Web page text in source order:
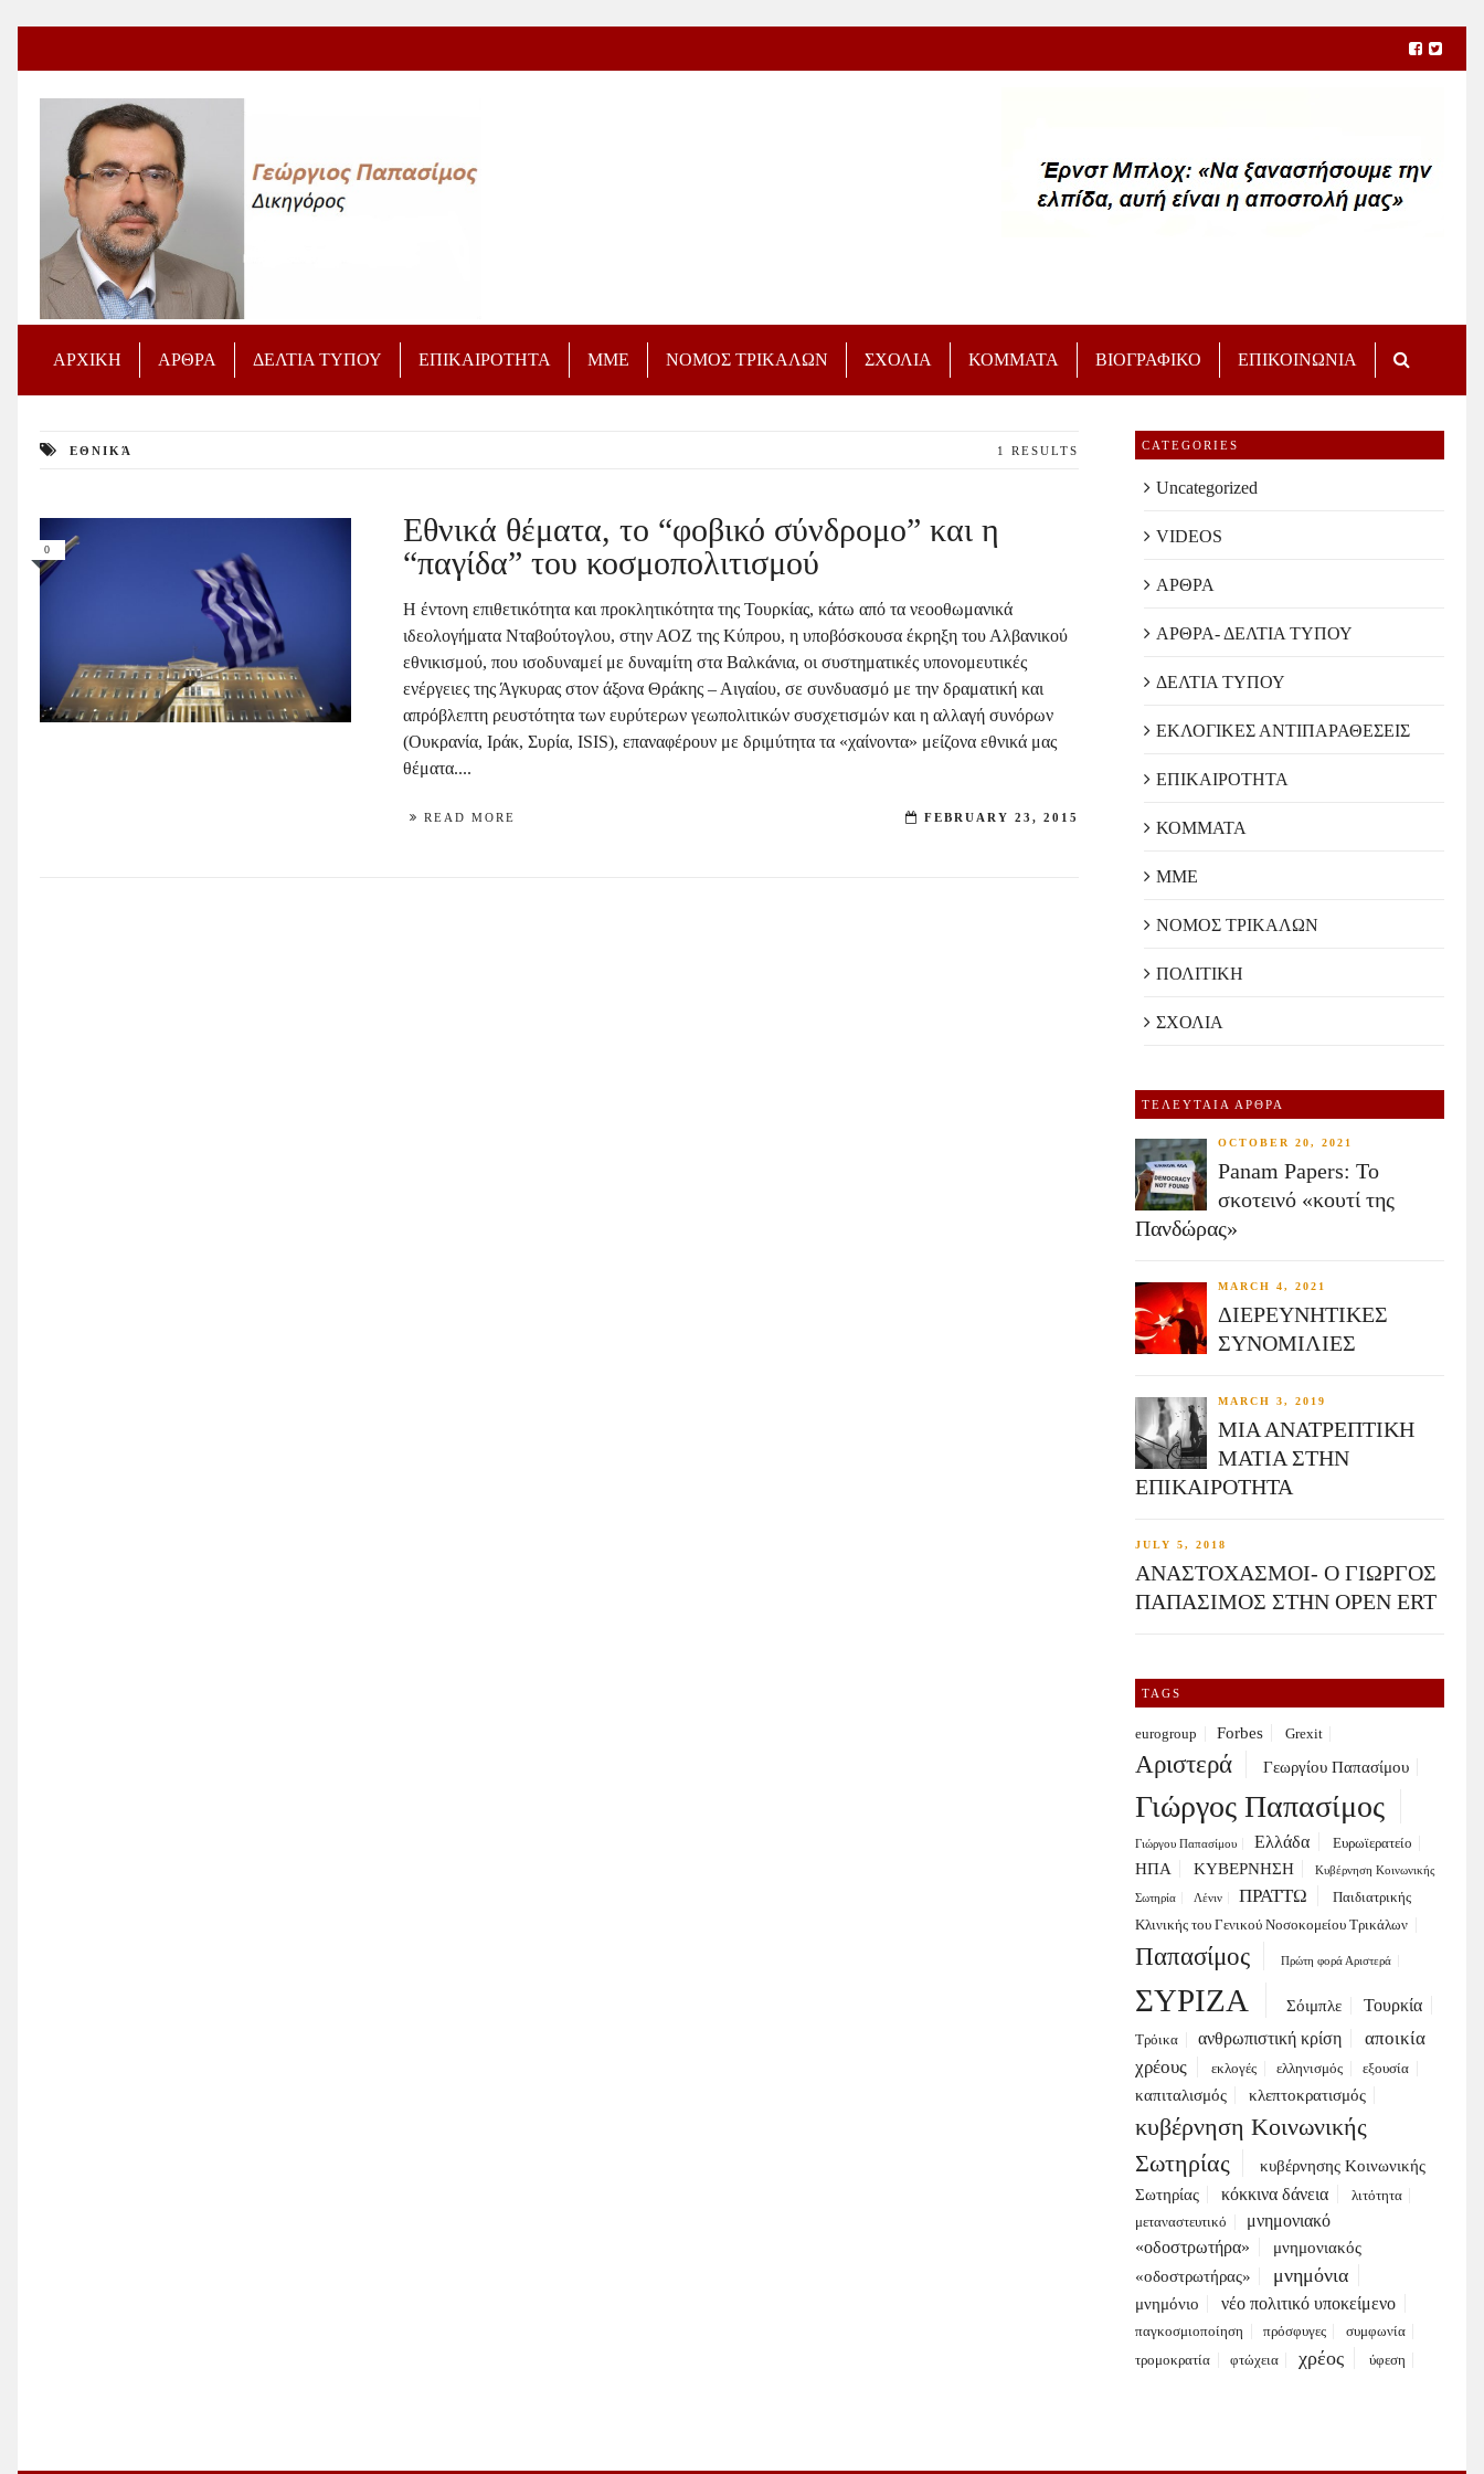
ΑΡΧΙΚΗ ΑΡΘΡΑ ΔΕΛΤΙΑ ΤΥΠΟΥ ΕΠΙΚΑΙΡΟΤΗΤΑ ΜΜΕ ΝΟΜΟΣ ΤΡΙΚΑΛΩΝ ΣΧΟΛΙΑ ΚΟΜΜΑΤΑ ΒΙΟΓΡΑΦΙΚΟ ΕΠΙΚΟΙΝΩΝΙΑ
ΕΘΝΙΚΆ 1 RESULTS
0
Εθνικά θέματα, το “φοβικό σύνδρομο” και η
“παγίδα” του κοσμοπολιτισμού
Η έντονη επιθετικότητα και προκλητικότητα της Τουρκίας, κάτω από τα νεοοθωμανικά
ιδεολογήματα Νταβούτογλου, στην ΑΟΖ της Κύπρου, η υποβόσκουσα έκρηξη του Αλβανικού
εθνικισμού, που ισοδυναμεί με δυναμίτη στα Βαλκάνια, οι συστηματικές υπονομευτικές
ενέργειες της Άγκυρας στον άξονα Θράκης – Αιγαίου, σε συνδυασμό με την δραματική και
απρόβλεπτη ρευστότητα των ευρύτερων γεωπολιτικών συσχετισμών και η αλλαγή συνόρων
(Ουκρανία, Ιράκ, Συρία, ISIS), επαναφέρουν με δριμύτητα τα «χαίνοντα» μείζονα εθνικά μας
θέματα....
READ MORE FEBRUARY 23, 2015
CATEGORIES
Uncategorized
VIDEOS
ΑΡΘΡΑ
ΑΡΘΡΑ- ΔΕΛΤΙΑ ΤΥΠΟΥ
ΔΕΛΤΙΑ ΤΥΠΟΥ
ΕΚΛΟΓΙΚΕΣ ΑΝΤΙΠΑΡΑΘΕΣΕΙΣ
ΕΠΙΚΑΙΡΟΤΗΤΑ
ΚΟΜΜΑΤΑ
ΜΜΕ
ΝΟΜΟΣ ΤΡΙΚΑΛΩΝ
ΠΟΛΙΤΙΚΗ
ΣΧΟΛΙΑ
ΤΕΛΕΥΤΑΙΑ ΑΡΘΡΑ
OCTOBER 20, 2021
Panam Papers: Το
σκοτεινό «κουτί της
Πανδώρας»
MARCH 4, 2021
ΔΙΕΡΕΥΝΗΤΙΚΕΣ
ΣΥΝΟΜΙΛΙΕΣ
MARCH 3, 2019
ΜΙΑ ΑΝΑΤΡΕΠΤΙΚΗ
ΜΑΤΙΑ ΣΤΗΝ
ΕΠΙΚΑΙΡΟΤΗΤΑ
JULY 5, 2018
ΑΝΑΣΤΟΧΑΣΜΟΙ- Ο ΓΙΩΡΓΟΣ
ΠΑΠΑΣΙΜΟΣ ΣΤΗΝ OPEN ERT
TAGS
eurogroup Forbes Grexit
Αριστερά Γεωργίου Παπασίμου
Γιώργος Παπασίμος
Γιώργου Παπασίμου Ελλάδα Ευρωϊερατείο
ΗΠΑ ΚΥΒΕΡΝΗΣΗ Κυβέρνηση Κοινωνικής
Σωτηρία Λένιν ΠΡΑΤΤΩ
Παιδιατρικής
Κλινικής του Γενικού Νοσοκομείου Τρικάλων
Παπασίμος Πρώτη φορά Αριστερά
ΣΥΡΙΖΑ Σόιμπλε Τουρκία
Τρόικα ανθρωπιστική κρίση
αποικία
χρέους
εκλογές ελληνισμός εξουσία
καπιταλισμός κλεπτοκρατισμός
κυβέρνηση Κοινωνικής
Σωτηρίας
κυβέρνησης Κοινωνικής
Σωτηρίας
κόκκινα δάνεια
λιτότητα
μεταναστευτικό
μνημονιακό
«οδοστρωτήρα»
μνημονιακός
«οδοστρωτήρας»
μνημόνια
μνημόνιο νέο πολιτικό υποκείμενο
παγκοσμιοποίηση πρόσφυγες
συμφωνία
τρομοκρατία
φτώχεια χρέος ύφεση